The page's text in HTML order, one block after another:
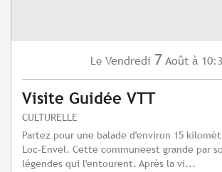
Le Vendredi 7 Août à
Visite Guidée VTT
CULTURELLE
Partez pour une balade d'environ 15
Loc-Envel. Cette communeest grande par
légendes qui l'entourent. Après la vi...